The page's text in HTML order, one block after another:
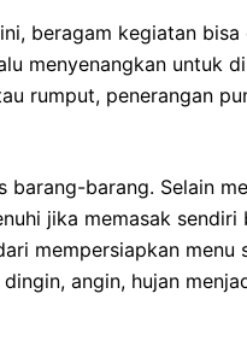
beragam kegiatan
menyenangkan untuk
rumput, penerangan
barang. Selain
jika memasak
mempersiapkan
angin, hujan